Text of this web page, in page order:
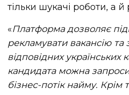
тільки шукачі роботи, а й
«Платформа дозволяє
рекламувати вакансію та
відповідних українських
кандидата можна
бізнес-потік найму. Крім